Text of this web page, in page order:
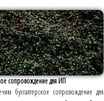
сопровождение для ИП
бухгалтерское сопровождение для